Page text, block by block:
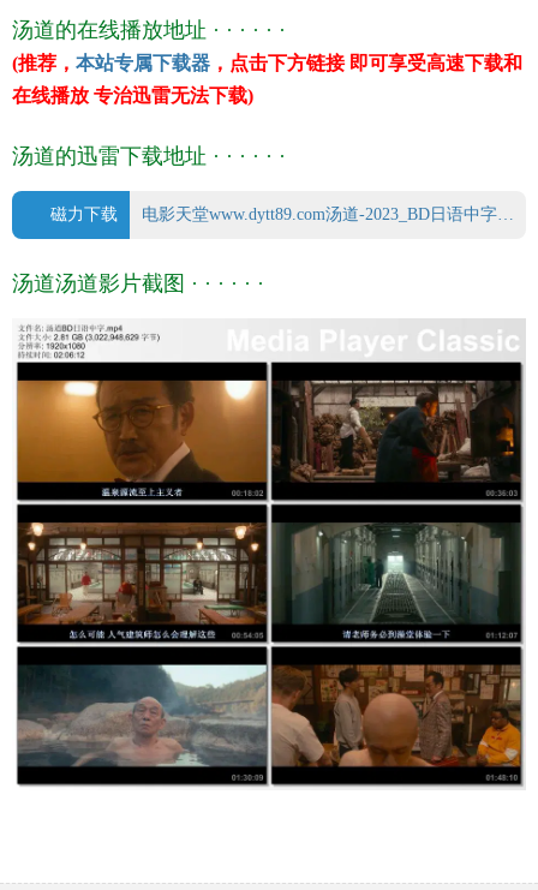
文件格式 x264 + ACC
视频尺寸 1920 x 1080
文件大小 3022 MB
汤道的在线播放地址 · · · · · ·
(推荐， 本站专属下载器 ，点击下方链接 即可享受高速下载和
在线播放 专治迅雷无法下载)
汤道的迅雷下载地址 · · · · · ·
磁力下载 电影天堂www.dytt89.com汤道-2023_BD日语中字.mp4.torrent
汤道汤道影片截图 · · · · · ·